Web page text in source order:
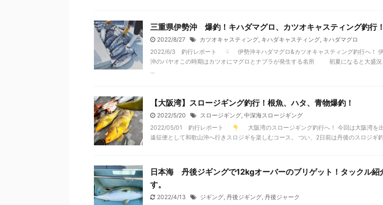
三重県伊勢沖 爆釣！キハダマグロ、カツオキャスティング釣行！
2022/8/27 カツオキャスティング, キハダキャスティング, キハダマグロ
2022/6/3 釣行レポート ☟ 伊勢沖キハダマグロ&カツオキャスティング釣行へ！
沖のパヤオこの時期はカツオにマグロとナブラが発生する名所 初夏になると大盛況
...
【大阪湾】スロージギング釣行！根魚、ハタ、青物爆釣！
2022/5/20 スロージギング, 中深海スロージギング
2022/05/01 釣行レポート
大阪湾のスロージギング釣行へ！ 今回は大阪湾を出
遠征便として和歌山沖へ行きスロジギを楽しむコース。 つい、2日前は丹後のスロジギ
日本海 丹後ジギングで12kgオーバーのブリゲット！タックル紹
す。
2022/4/13 ジギング, 丹後ジギング, 丹後ジャーク